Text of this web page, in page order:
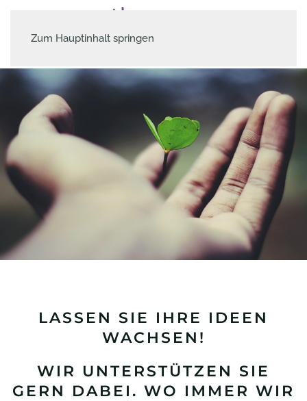
Zum Hauptinhalt springen
LASSEN SIE IHRE IDEEN
WACHSEN!
WIR UNTERSTÜTZEN SIE
GERN DABEI. WO IMMER WIR